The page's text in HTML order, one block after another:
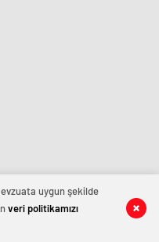
uygun şekilde
veri politikamızı